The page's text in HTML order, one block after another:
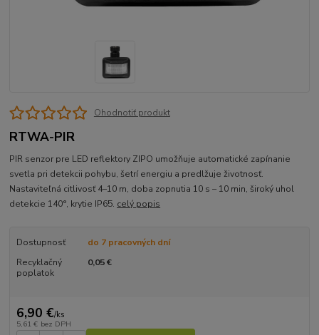
Ohodnotiť produkt
RTWA-PIR
PIR senzor pre LED reflektory ZIPO umožňuje automatické zapínanie
svetla pri detekcii pohybu, šetrí energiu a predlžuje životnosť.
Nastaviteľná citlivosť 4–10 m, doba zopnutia 10 s – 10 min, široký uhol
detekcie 140°, krytie IP65. celý popis
Dostupnosť
do 7 pracovných dní
Recyklačný
poplatok
0,05 €
6,90 €/ks
5,61 € bez DPH